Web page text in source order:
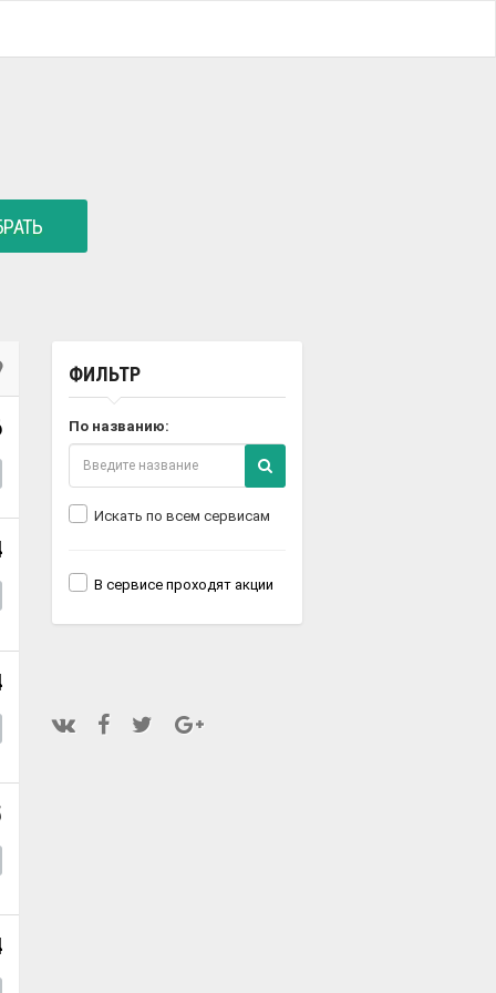
ФИЛЬТР
По названию:
Искать по всем сервисам
В сервисе проходят акции